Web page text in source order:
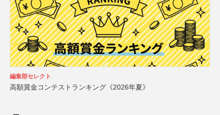
編集部セレクト
高額賞金コンテストランキング《2026年夏》